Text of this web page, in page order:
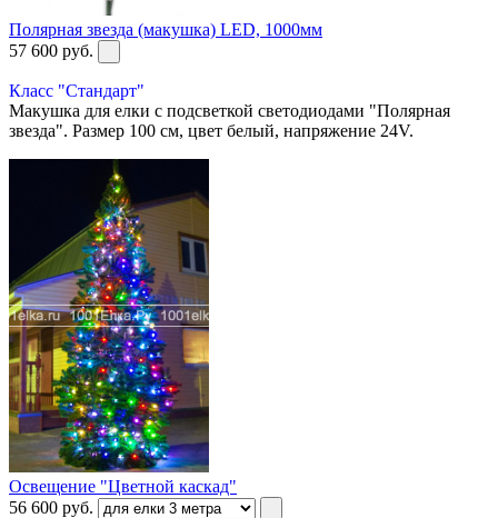
Полярная звезда (макушка) LED, 1000мм
57 600 руб.
Класс "Стандарт"
Макушка для елки с подсветкой светодиодами "Полярная
звезда". Размер 100 см, цвет белый, напряжение 24V.
Освещение "Цветной каскад"
56 600 руб.